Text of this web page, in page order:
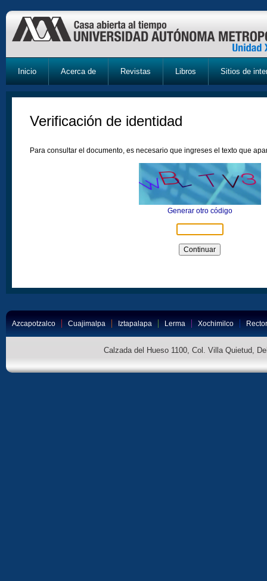
Inicio Acerca de Revistas Libros Sitios de
Verificación de identidad
Para consultar el documento, es necesario que ingreses el texto que
Generar otro código
Azcapotzalco Cuajimalpa Iztapalapa Lerma Xochimilco
Calzada del Hueso 1100, Col. Villa Quietud,